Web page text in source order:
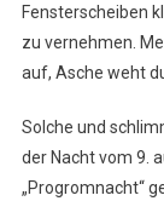
Fensterscheiben
zu vernehmen.
auf, Asche weht
Solche und
der Nacht vom 9.
„Progromnacht“